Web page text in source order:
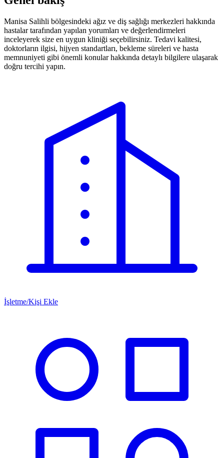
Manisa Salihli bölgesindeki ağız ve diş sağlığı merkezleri hakkında
hastalar tarafından yapılan yorumları ve değerlendirmeleri
inceleyerek size en uygun kliniği seçebilirsiniz. Tedavi kalitesi,
doktorların ilgisi, hijyen standartları, bekleme süreleri ve hasta
memnuniyeti gibi önemli konular hakkında detaylı bilgilere ulaşarak
doğru tercihi yapın.
İşletme/Kişi Ekle